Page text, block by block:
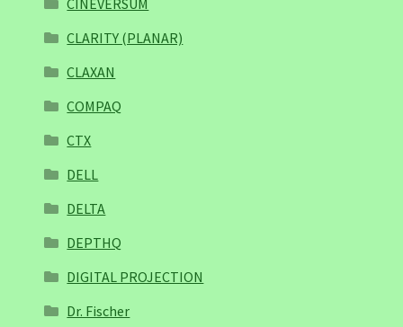
CINEVERSUM
CLARITY (PLANAR)
CLAXAN
COMPAQ
CTX
DELL
DELTA
DEPTHQ
DIGITAL PROJECTION
Dr. Fischer